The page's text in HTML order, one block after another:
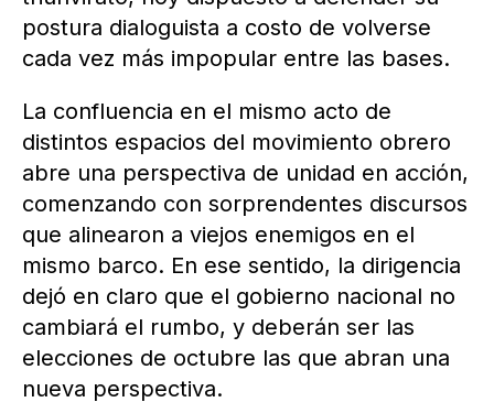
postura dialoguista a costo de volverse
cada vez más impopular entre las bases.
La confluencia en el mismo acto de
distintos espacios del movimiento obrero
abre una perspectiva de unidad en acción,
comenzando con sorprendentes discursos
que alinearon a viejos enemigos en el
mismo barco. En ese sentido, la dirigencia
dejó en claro que el gobierno nacional no
cambiará el rumbo, y deberán ser las
elecciones de octubre las que abran una
nueva perspectiva.